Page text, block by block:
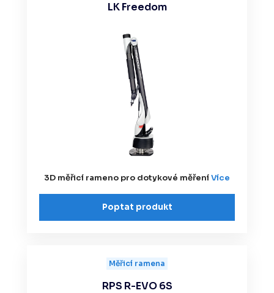
LK Freedom
3D měřicí rameno pro dotykové měřeníVíce
Poptat produkt
Měřicí ramena
RPS R-EVO 6S